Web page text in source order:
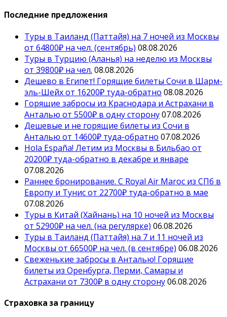
Последние предложения
Туры в Таиланд (Паттайя) на 7 ночей из Москвы
от 64800₽ на чел. (сентябрь) 08.08.2026
Туры в Турцию (Аланья) на неделю из Москвы
от 39800₽ на чел. 08.08.2026
Дешево в Египет! Горящие билеты Сочи в Шарм-
эль-Шейх от 16200₽ туда-обратно 08.08.2026
Горящие забросы из Краснодара и Астрахани в
Анталью от 5500₽ в одну сторону07.08.2026
Дешевые и не горящие билеты из Сочи в
Анталью от 14600₽ туда-обратно 07.08.2026
Hola España! Летим из Москвы в Бильбао от
20200₽ туда-обратно в декабре и январе
07.08.2026
Раннее бронирование. С Royal Air Maroc из СПб в
Европу и Тунис от 22700₽ туда-обратно в мае
07.08.2026
Туры в Китай (Хайнань) на 10 ночей из Москвы
от 52900₽ на чел. (на регулярке) 06.08.2026
Туры в Таиланд (Паттайя) на 7 и 11 ночей из
Москвы от 66500₽ на чел. (в сентябре) 06.08.2026
Свеженькие забросы в Анталью! Горящие
билеты из Оренбурга, Перми, Самары и
Астрахани от 7300₽ в одну сторону06.08.2026
Страховка за границу